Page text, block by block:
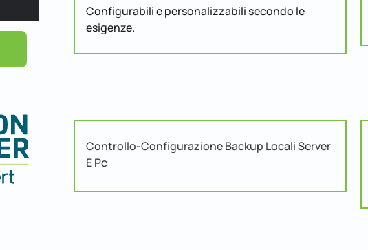
Configurabili e personalizzabili secondo le
esigenze.
Controllo-Configurazione Backup Locali Server
E Pc